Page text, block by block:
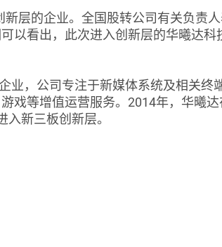
层的企业。全国股转公司有关负责
以看出，此次进入创新层的华曦达科
，公司专注于新媒体系统及相关终
戏等增值运营服务。2014年，华曦
新三板创新层。